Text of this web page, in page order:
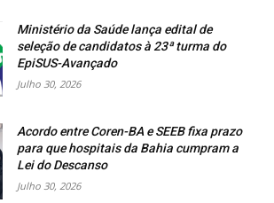
Ministério da Saúde lança edital de
seleção de candidatos à 23ª turma do
EpiSUS-Avançado
Julho 30, 2026
Acordo entre Coren-BA e SEEB fixa prazo
para que hospitais da Bahia cumpram a
Lei do Descanso
Julho 30, 2026